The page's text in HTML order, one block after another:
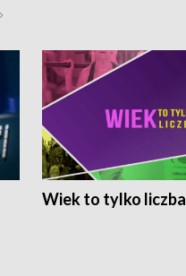
Wiek to tylko liczba